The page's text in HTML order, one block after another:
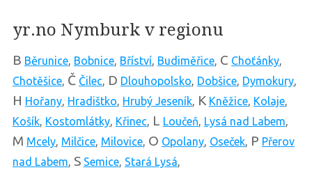
yr.no Nymburk v regionu
B Běrunice, Bobnice, Bříství, Budiměřice, C Choťánky,
Chotěšice, Č Čilec, D Dlouhopolsko, Dobšice, Dymokury,
H Hořany, Hradištko, Hrubý Jeseník, K Kněžice, Kolaje,
Košík, Kostomlátky, Křinec, L Loučeň, Lysá nad Labem,
M Mcely, Milčice, Milovice, O Opolany, Oseček, P Přerov
nad Labem, S Semice, Stará Lysá,